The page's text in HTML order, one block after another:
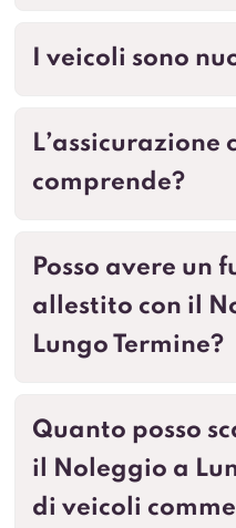
I veicoli sono
L’assicurazione
comprende?
Posso avere un
allestito con il
Lungo Termine?
Quanto posso
il Noleggio a
di veicoli